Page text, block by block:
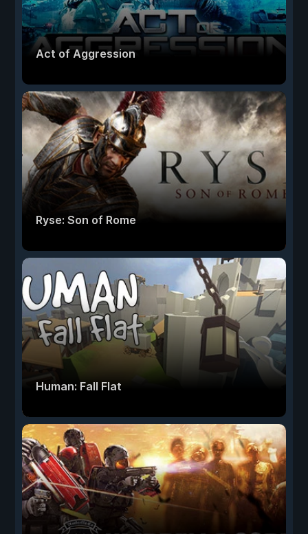
Act of Aggression
Ryse: Son of Rome
Human: Fall Flat